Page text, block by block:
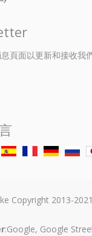
頁面以更新和接收我
Copyright 2013-
:Google, Google